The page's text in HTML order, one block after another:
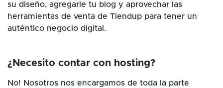
su diseño, agregarle tu blog y aprovechar las
herramientas de venta de Tiendup para tener un
auténtico negocio digital.
¿Necesito contar con hosting?
No! Nosotros nos encargamos de toda la parte